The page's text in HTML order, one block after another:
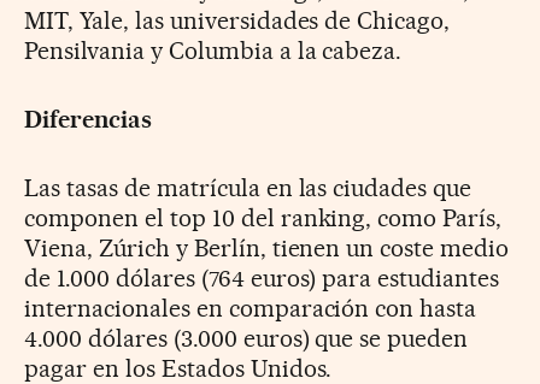
MIT, Yale, las universidades de Chicago,
Pensilvania y Columbia a la cabeza.
Diferencias
Las tasas de matrícula en las ciudades que
componen el top 10 del ranking, como París,
Viena, Zúrich y Berlín, tienen un coste medio
de 1.000 dólares (764 euros) para estudiantes
internacionales en comparación con hasta
4.000 dólares (3.000 euros) que se pueden
pagar en los Estados Unidos.